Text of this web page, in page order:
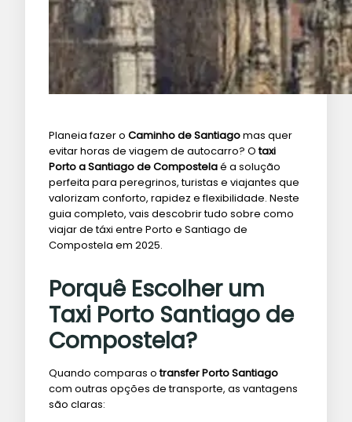
Planeia fazer o Caminho de Santiagomas quer
evitar horas de viagem de autocarro? Otaxi
Porto a Santiago de Compostelaé a solução
perfeita para peregrinos, turistas e viajantes que
valorizam conforto, rapidez e flexibilidade. Neste
guia completo, vais descobrir tudo sobre como
viajar de táxi entre Porto e Santiago de
Compostela em 2025.
Porquê Escolher um
Taxi Porto Santiago de
Compostela?
Quando comparas otransfer Porto Santiago
com outras opções de transporte, as vantagens
são claras: